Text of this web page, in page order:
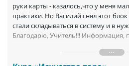
руки карты - казалось,что у меня
практики. Но Василий снял этот блок
стали складываться в систему и в
Благодарю, Учитель!!! Информация,